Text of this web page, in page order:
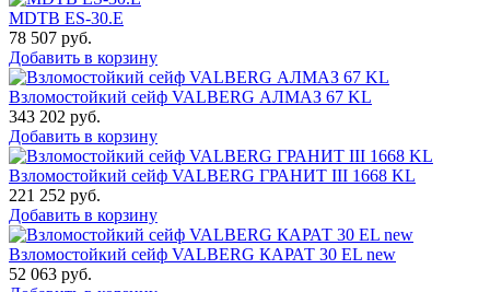
MDTB ES-30.Е
78 507 руб.
Добавить в корзину
Взломостойкий сейф VALBERG АЛМАЗ 67 KL
343 202 руб.
Добавить в корзину
Взломостойкий сейф VALBERG ГРАНИТ III 1668 KL
221 252 руб.
Добавить в корзину
Взломостойкий сейф VALBERG КАРАТ 30 EL new
52 063 руб.